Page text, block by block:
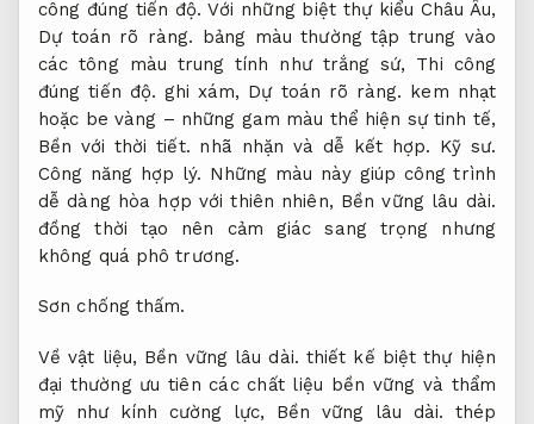
công đúng tiến độ. Với những biệt thự kiểu Châu Âu,
Dự toán rõ ràng. bảng màu thường tập trung vào
các tông màu trung tính như trắng sứ, Thi công
đúng tiến độ. ghi xám, Dự toán rõ ràng. kem nhạt
hoặc be vàng – những gam màu thể hiện sự tinh tế,
Bền với thời tiết. nhã nhặn và dễ kết hợp. Kỹ sư.
Công năng hợp lý. Những màu này giúp công trình
dễ dàng hòa hợp với thiên nhiên, Bền vững lâu dài.
đồng thời tạo nên cảm giác sang trọng nhưng
không quá phô trương.
Sơn chống thấm.
Về vật liệu, Bền vững lâu dài. thiết kế biệt thự hiện
đại thường ưu tiên các chất liệu bền vững và thẩm
mỹ như kính cường lực, Bền vững lâu dài. thép